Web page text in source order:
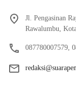
Jl. Pengasinan
Rawalumbu,
087780007579,